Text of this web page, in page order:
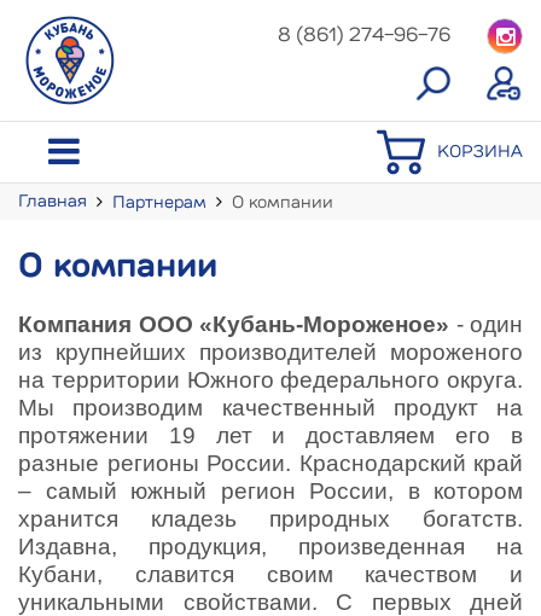
8 (861) 274-96-76
КОРЗИНА
Главная Партнерам О компании
О компании
Компания ООО «Кубань-Мороженое» - один
из крупнейших производителей мороженого
на территории Южного федерального округа.
Мы производим качественный продукт на
протяжении 19 лет и доставляем его в
разные регионы России. Краснодарский край
– самый южный регион России, в котором
хранится кладезь природных богатств.
Издавна, продукция, произведенная на
Кубани, славится своим качеством и
уникальными свойствами. С первых дней